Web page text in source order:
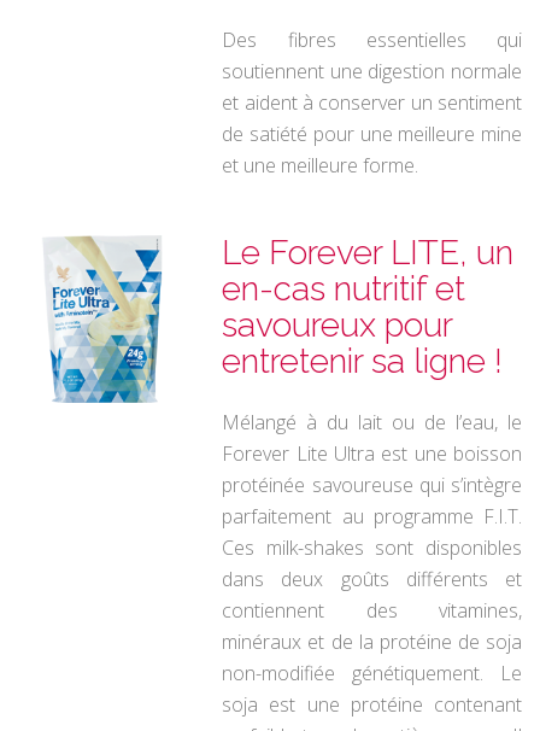
Des fibres essentielles qui
soutiennent une digestion normale
et aident à conserver un sentiment
de satiété pour une meilleure mine
et une meilleure forme.
Le Forever LITE, un
en-cas nutritif et
savoureux pour
entretenir sa ligne !
Mélangé à du lait ou de l’eau, le
Forever Lite Ultra est une boisson
protéinée savoureuse qui s’intègre
parfaitement au programme F.I.T.
Ces milk-shakes sont disponibles
dans deux goûts différents et
contiennent des vitamines,
minéraux et de la protéine de soja
non-modifiée
génétiquement. Le
soja est une protéine contenant